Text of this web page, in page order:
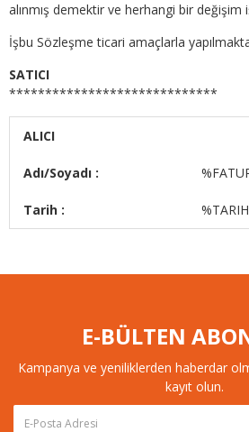
alınmış demektir ve herhangi bir değişim
İşbu Sözleşme ticari amaçlarla
SATICI
*****************************
ALICI
Adı/Soyadı :
Tarih :
E-BÜLTEN
Kampanya ve yeniliklerden haberdar
kayıt olun.